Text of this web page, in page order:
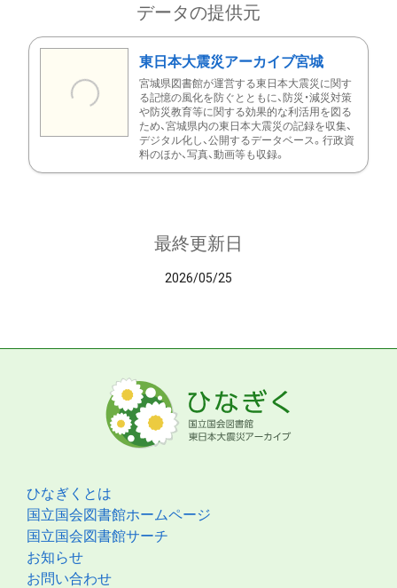
データの提供元
東日本大震災アーカイブ宮城
宮城県図書館が運営する東日本大震災に関す
る記憶の風化を防ぐとともに、防災・減災対策
や防災教育等に関する効果的な利活用を図る
ため、宮城県内の東日本大震災の記録を収集、
デジタル化し、公開するデータベース。行政資
料のほか、写真、動画等も収録。
最終更新日
2026/05/25
ひなぎくとは
国立国会図書館ホームページ
国立国会図書館サーチ
お知らせ
お問い合わせ